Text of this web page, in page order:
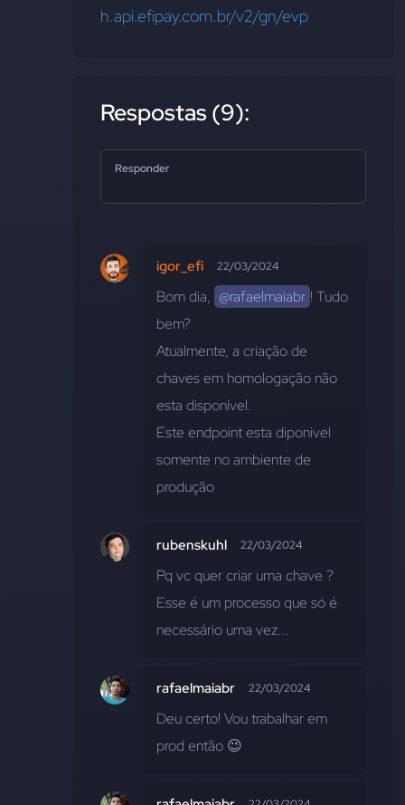
h.api.efipay.com.br/v2/gn/evp
Respostas (9):
Responder
igor_efi 22/03/2024
Bom dia, @rafaelmaiabr ! Tudo
bem?
Atualmente, a criação de
chaves em homologação não
esta disponível.
Este endpoint esta diponivel
somente no ambiente de
produção
rubenskuhl 22/03/2024
Pq vc quer criar uma chave ?
Esse é um processo que só é
necessário uma vez...
rafaelmaiabr 22/03/2024
Deu certo! Vou trabalhar em
prod então 😉